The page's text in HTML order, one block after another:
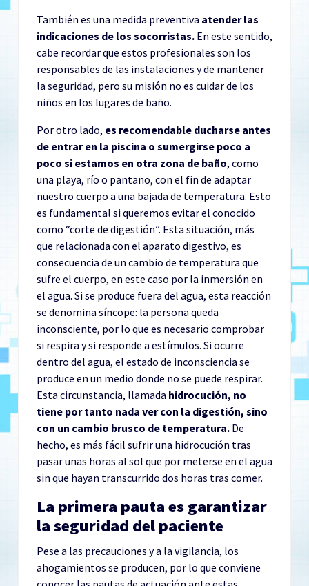
También es una medida preventiva atender las
indicaciones de los socorristas. En este sentido,
cabe recordar que estos profesionales son los
responsables de las instalaciones y de mantener
la seguridad, pero su misión no es cuidar de los
niños en los lugares de baño.
Por otro lado, es recomendable ducharse antes
de entrar en la piscina o sumergirse poco a
poco si estamos en otra zona de baño, como
una playa, río o pantano, con el fin de adaptar
nuestro cuerpo a una bajada de temperatura. Esto
es fundamental si queremos evitar el conocido
como “corte de digestión”. Esta situación, más
que relacionada con el aparato digestivo, es
consecuencia de un cambio de temperatura que
sufre el cuerpo, en este caso por la inmersión en
el agua. Si se produce fuera del agua, esta reacción
se denomina síncope: la persona queda
inconsciente, por lo que es necesario comprobar
si respira y si responde a estímulos. Si ocurre
dentro del agua, el estado de inconsciencia se
produce en un medio donde no se puede respirar.
Esta circunstancia, llamada hidrocución, no
tiene por tanto nada ver con la digestión, sino
con un cambio brusco de temperatura. De
hecho, es más fácil sufrir una hidrocución tras
pasar unas horas al sol que por meterse en el agua
sin que hayan transcurrido dos horas tras comer.
La primera pauta es garantizar
la seguridad del paciente
Pese a las precauciones y a la vigilancia, los
ahogamientos se producen, por lo que conviene